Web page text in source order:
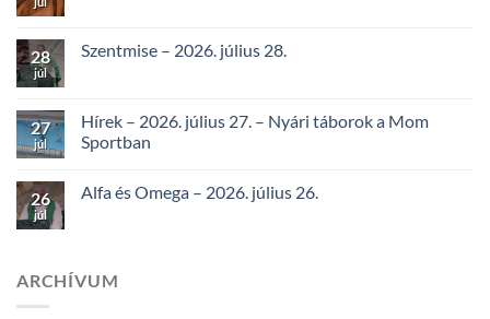
28
júl
Szentmise – 2026. július 28.
27
júl
Hírek – 2026. július 27. – Nyári táborok a Mom
Sportban
26
júl
Alfa és Omega – 2026. július 26.
ARCHÍVUM